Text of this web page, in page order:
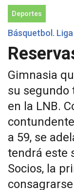
Deportes
Básquetbol.
Gimnasia
su segundo
en la LNB.
a 59, se
tendrá este
Socios, la